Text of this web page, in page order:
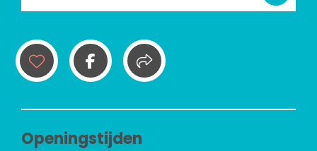
Openingstijden